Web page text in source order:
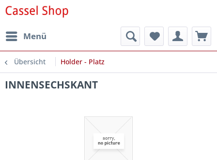
Menü
Übersicht Holder - Platz
INNENSECHSKANT